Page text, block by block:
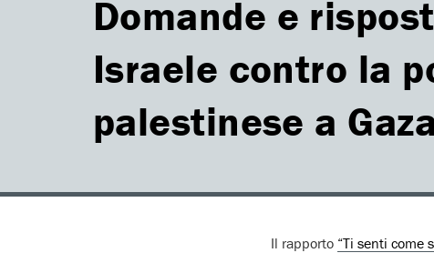
Domande e
Israele contro la
palestinese a Gaza
Il rapporto “Ti senti come